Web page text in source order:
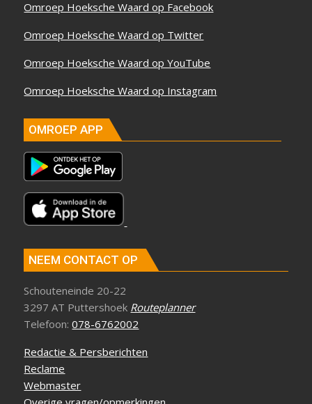
Omroep Hoeksche Waard op Facebook
Omroep Hoeksche Waard op Twitter
Omroep Hoeksche Waard op YouTube
Omroep Hoeksche Waard op Instagram
OMROEP APP
NEEM CONTACT OP
Schouteneinde 20-22
3297 AT Puttershoek Routeplanner
Telefoon:078-6762002
Redactie & Persberichten
Reclame
Webmaster